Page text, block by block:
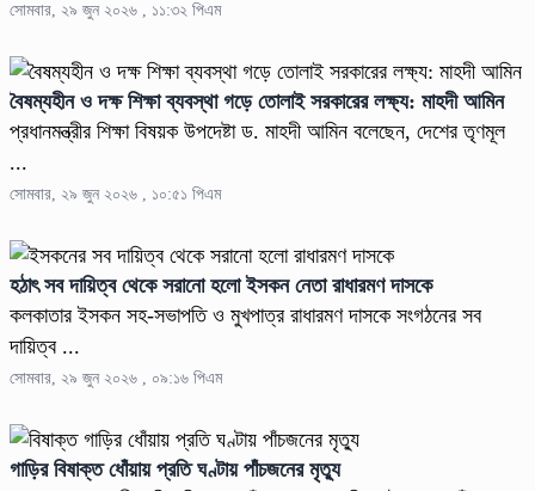
সোমবার, ২৯ জুন ২০২৬ , ১১:৩২ পিএম
বৈষম্যহীন ও দক্ষ শিক্ষা ব্যবস্থা গড়ে তোলাই সরকারের লক্ষ্য: মাহদী আমিন
প্রধানমন্ত্রীর শিক্ষা বিষয়ক উপদেষ্টা ড. মাহদী আমিন বলেছেন, দেশের তৃণমূল
...
সোমবার, ২৯ জুন ২০২৬ , ১০:৫১ পিএম
হঠাৎ সব দায়িত্ব থেকে সরানো হলো ইসকন নেতা রাধারমণ দাসকে
কলকাতার ইসকন সহ-সভাপতি ও মুখপাত্র রাধারমণ দাসকে সংগঠনের সব
দায়িত্ব ...
সোমবার, ২৯ জুন ২০২৬ , ০৯:১৬ পিএম
গাড়ির বিষাক্ত ধোঁয়ায় প্রতি ঘণ্টায় পাঁচজনের মৃত্যু